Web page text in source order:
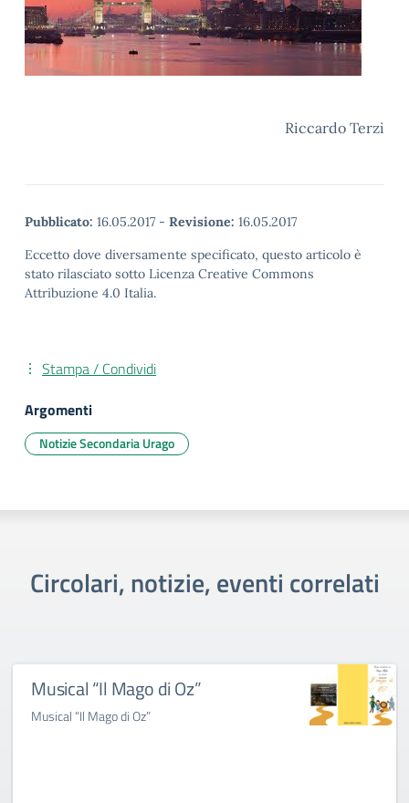
Riccardo Terzi
Pubblicato: 16.05.2017 - Revisione: 16.05.2017
Eccetto dove diversamente specificato, questo articolo è
stato rilasciato sotto Licenza Creative Commons
Attribuzione 4.0 Italia.
Stampa / Condividi
Argomenti
Notizie Secondaria Urago
Circolari, notizie, eventi correlati
Musical “Il Mago di Oz”
Musical “Il Mago di Oz”